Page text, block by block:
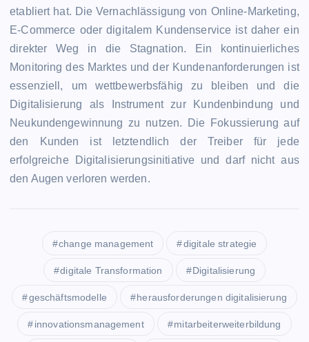
etabliert hat. Die Vernachlässigung von Online-Marketing,
E-Commerce oder digitalem Kundenservice ist daher ein
direkter Weg in die Stagnation. Ein kontinuierliches
Monitoring des Marktes und der Kundenanforderungen ist
essenziell, um wettbewerbsfähig zu bleiben und die
Digitalisierung als Instrument zur Kundenbindung und
Neukundengewinnung zu nutzen. Die Fokussierung auf
den Kunden ist letztendlich der Treiber für jede
erfolgreiche Digitalisierungsinitiative und darf nicht aus
den Augen verloren werden.
change management digitale strategie
digitale Transformation Digitalisierung
geschäftsmodelle herausforderungen digitalisierung
innovationsmanagement mitarbeiterweiterbildung